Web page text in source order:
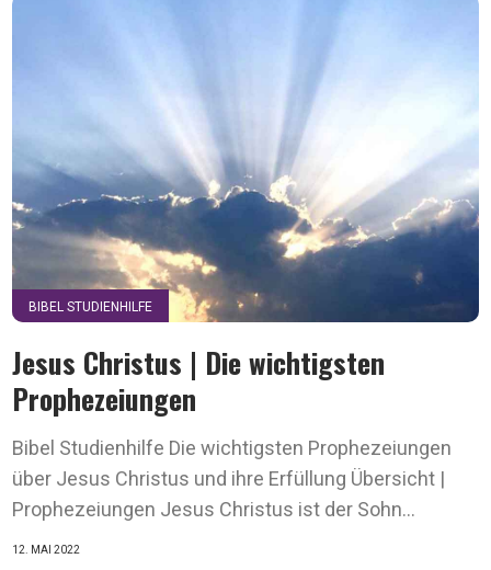
BIBEL STUDIENHILFE
Jesus Christus | Die wichtigsten
Prophezeiungen
Bibel Studienhilfe Die wichtigsten Prophezeiungen
über Jesus Christus und ihre Erfüllung Übersicht |
Prophezeiungen Jesus Christus ist der Sohn...
12. MAI 2022